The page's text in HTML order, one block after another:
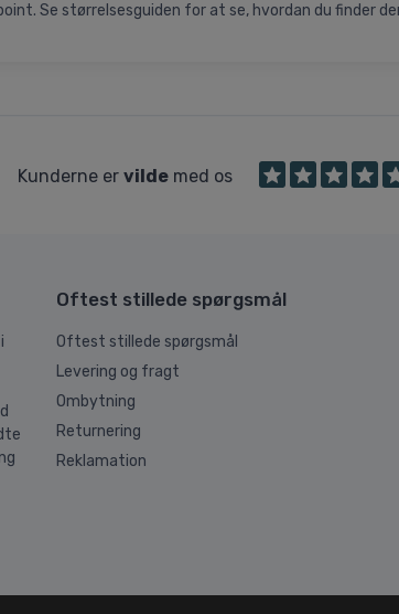
Se størrelsesguiden for at se, hvordan du finder
Kunderne er vildemed os
Oftest stillede spørgsmål
Oftest stillede spørgsmål
Levering og fragt
Ombytning
Returnering
Reklamation